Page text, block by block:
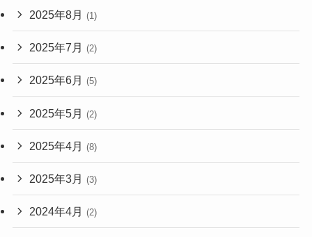
2025年8月 (1)
2025年7月 (2)
2025年6月 (5)
2025年5月 (2)
2025年4月 (8)
2025年3月 (3)
2024年4月 (2)